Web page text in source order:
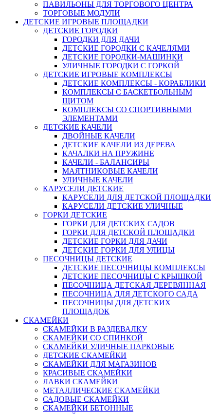
ПАВИЛЬОНЫ ДЛЯ ТОРГОВОГО ЦЕНТРА
ТОРГОВЫЕ МОДУЛИ
ДЕТСКИЕ ИГРОВЫЕ ПЛОЩАДКИ
ДЕТСКИЕ ГОРОДКИ
ГОРОДКИ ДЛЯ ДАЧИ
ДЕТСКИЕ ГОРОДКИ С КАЧЕЛЯМИ
ДЕТСКИЕ ГОРОДКИ-МАШИНКИ
УЛИЧНЫЕ ГОРОДКИ С ГОРКОЙ
ДЕТСКИЕ ИГРОВЫЕ КОМПЛЕКСЫ
ДЕТСКИЕ КОМПЛЕКСЫ - КОРАБЛИКИ
КОМПЛЕКСЫ С БАСКЕТБОЛЬНЫМ
ЩИТОМ
КОМПЛЕКСЫ СО СПОРТИВНЫМИ
ЭЛЕМЕНТАМИ
ДЕТСКИЕ КАЧЕЛИ
ДВОЙНЫЕ КАЧЕЛИ
ДЕТСКИЕ КАЧЕЛИ ИЗ ДЕРЕВА
КАЧАЛКИ НА ПРУЖИНЕ
КАЧЕЛИ - БАЛАНСИРЫ
МАЯТНИКОВЫЕ КАЧЕЛИ
УЛИЧНЫЕ КАЧЕЛИ
КАРУСЕЛИ ДЕТСКИЕ
КАРУСЕЛИ ДЛЯ ДЕТСКОЙ ПЛОЩАДКИ
КАРУСЕЛИ ДЕТСКИЕ УЛИЧНЫЕ
ГОРКИ ДЕТСКИЕ
ГОРКИ ДЛЯ ДЕТСКИХ САДОВ
ГОРКИ ДЛЯ ДЕТСКОЙ ПЛОЩАДКИ
ДЕТСКИЕ ГОРКИ ДЛЯ ДАЧИ
ДЕТСКИЕ ГОРКИ ДЛЯ УЛИЦЫ
ПЕСОЧНИЦЫ ДЕТСКИЕ
ДЕТСКИЕ ПЕСОЧНИЦЫ КОМПЛЕКСЫ
ДЕТСКИЕ ПЕСОЧНИЦЫ С КРЫШКОЙ
ПЕСОЧНИЦА ДЕТСКАЯ ДЕРЕВЯННАЯ
ПЕСОЧНИЦА ДЛЯ ДЕТСКОГО САДА
ПЕСОЧНИЦЫ ДЛЯ ДЕТСКИХ
ПЛОЩАДОК
СКАМЕЙКИ
СКАМЕЙКИ В РАЗДЕВАЛКУ
СКАМЕЙКИ СО СПИНКОЙ
СКАМЕЙКИ УЛИЧНЫЕ ПАРКОВЫЕ
ДЕТСКИЕ СКАМЕЙКИ
СКАМЕЙКИ ДЛЯ МАГАЗИНОВ
КРАСИВЫЕ СКАМЕЙКИ
ЛАВКИ СКАМЕЙКИ
МЕТАЛЛИЧЕСКИЕ СКАМЕЙКИ
САДОВЫЕ СКАМЕЙКИ
СКАМЕЙКИ БЕТОННЫЕ